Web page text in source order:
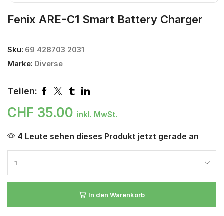
Fenix ARE-C1 Smart Battery Charger
Sku: 69 428703 2031
Marke: Diverse
Teilen:
CHF 35.00 inkl. MwSt.
4 Leute sehen dieses Produkt jetzt gerade an
In den Warenkorb